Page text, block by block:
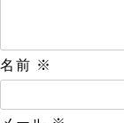
名前 ※